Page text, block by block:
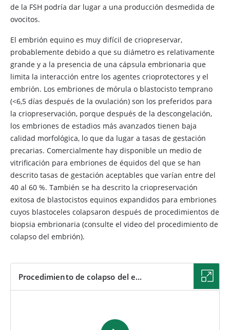
de la FSH podría dar lugar a una producción desmedida de
ovocitos.
El embrión equino es muy difícil de criopreservar,
probablemente debido a que su diámetro es relativamente
grande y a la presencia de una cápsula embrionaria que
limita la interacción entre los agentes crioprotectores y el
embrión. Los embriones de mórula o blastocisto temprano
(<6,5 días después de la ovulación) son los preferidos para
la criopreservación, porque después de la descongelación,
los embriones de estadios más avanzados tienen baja
calidad morfológica, lo que da lugar a tasas de gestación
precarias. Comercialmente hay disponible un medio de
vitrificación para embriones de équidos del que se han
descrito tasas de gestación aceptables que varían entre del
40 al 60 %. También se ha descrito la criopreservación
exitosa de blastocistos equinos expandidos para embriones
cuyos blastoceles colapsaron después de procedimientos de
biopsia embrionaria (consulte el video del procedimiento de
colapso del embrión).
Procedimiento de colapso del e...